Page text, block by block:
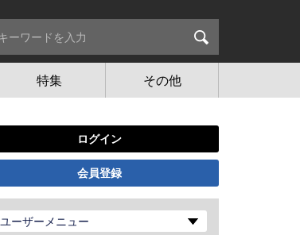
特集 その他
ログイン
会員登録
ユーザーメニュー